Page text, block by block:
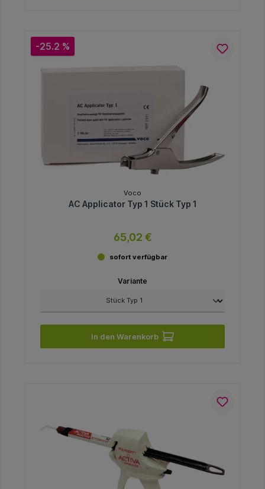
-25.2 %
Voco
AC Applicator Typ 1 Stück Typ 1
65,02 €
sofort verfügbar
Variante
In den Warenkorb